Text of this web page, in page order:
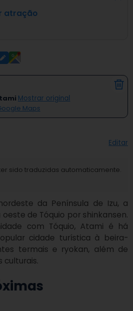
atração
Mostrar original
Maps
Editar
sido traduzidas automaticamente.
da Península de Izu, a
de Tóquio por shinkansen.
com Tóquio, Atami é há
cidade turística à beira-
termais e ryokan, além de
culturais.